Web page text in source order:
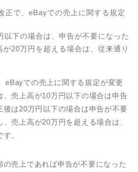
正で、eBayでの売上に関する規定
以下の場合は、申告が不要になった
が20万円を超える場合は、従来通り
eBayでの売上に関する規定が変更
、売上高が10万円以下の場合は申告
後は20万円以下の場合は申告が不要
売上高が20万円を超える場合は、
。
の売上であれば申告が不要になった